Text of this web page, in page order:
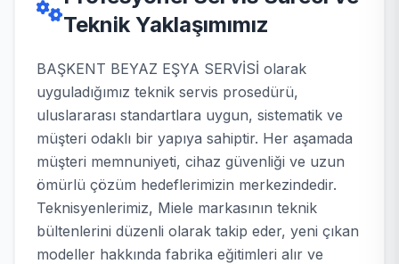
Teknik Yaklaşımımız
BAŞKENT BEYAZ EŞYA SERVİSİ olarak
uyguladığımız teknik servis prosedürü,
uluslararası standartlara uygun, sistematik ve
müşteri odaklı bir yapıya sahiptir. Her aşamada
müşteri memnuniyeti, cihaz güvenliği ve uzun
ömürlü çözüm hedeflerimizin merkezindedir.
Teknisyenlerimiz, Miele markasının teknik
bültenlerini düzenli olarak takip eder, yeni çıkan
modeller hakkında fabrika eğitimleri alır ve